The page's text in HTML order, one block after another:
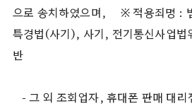
으로 송치하였으며,
※ 적용죄명 :
특경법(사기), 사기, 전기통신사업법
반
- 그 외 조회업자, 휴대폰 판매 대